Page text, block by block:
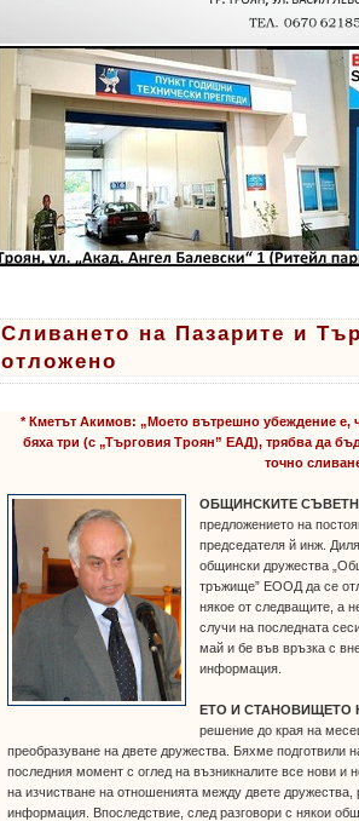
Сливането на Пазарите и
отложено
* Кметът Акимов: „Моето вътрешно убеждение е,
бяха три (с „Търговия Троян” ЕАД), трябва да
точно
ОБЩИНСКИТЕ
предложението на
председателя й инж.
общински дружества
тръжище” ЕООД да се
някое от следващите, а
случи на последната
май и бе във връзка с
информация.
ЕТО И СТАНОВИЩЕТО
решение до края на
преобразуване на двете дружества. Бяхме подготвили
последния момент с оглед на възникналите все нови и
на изчистване на отношенията между двете
информация. Впоследствие, след разговори с някои